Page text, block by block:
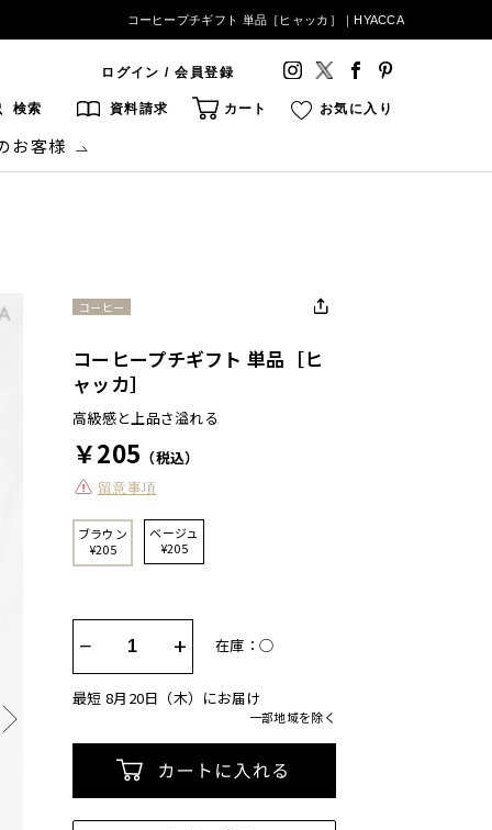
コーヒープチギフト 単品［ヒャッカ］｜HYACCA
ログイン / 会員登録
検索 資料請求 カート お気に入り
お客様
コーヒー
ブラウン
¥205
ベージュ
¥205
コーヒープチギフト 単品［ヒ
ャッカ］
高級感と上品さ溢れる
￥205 （税込）
留意事項
− + 在庫：◯
最短 8月20日（木）にお届け
一部地域を除く